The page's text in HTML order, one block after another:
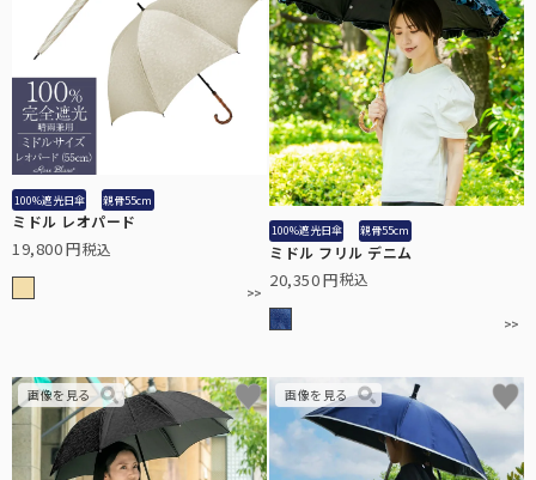
傘袋
折りたたみ日傘用の傘袋です。
日差しの影響を受けやすいお子様用の日傘。入学などのギフトにも。
秋冬も降り注ぐ紫外線対策に。上質なウール素材を使用。
キッズ用
全てのアームカバー/手袋
こちらから全てのアームカバー/手袋をご覧頂けます。
シューズ
日焼け止めを塗り忘れがちな足の甲までカバーするパンプス。
全てのUVカットウェア
こちらから全てのUVカットウェアをご覧頂けます。
全てのサングラス
こちらから全てのメラニンサングラスをご覧頂けます。
100%遮光日傘 親骨55cm
ミドル レオパード
19,800 税込
100%遮光日傘 親骨55cm
ミドル フリル デニム
20,350 税込